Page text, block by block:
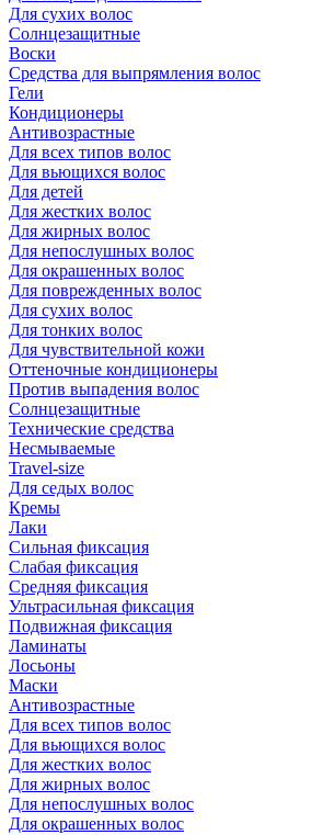
Для сухих волос
Солнцезащитные
Воски
Средства для выпрямления волос
Гели
Кондиционеры
Антивозрастные
Для всех типов волос
Для вьющихся волос
Для детей
Для жестких волос
Для жирных волос
Для непослушных волос
Для окрашенных волос
Для поврежденных волос
Для сухих волос
Для тонких волос
Для чувствительной кожи
Оттеночные кондиционеры
Против выпадения волос
Солнцезащитные
Технические средства
Несмываемые
Travel-size
Для седых волос
Кремы
Лаки
Сильная фиксация
Слабая фиксация
Средняя фиксация
Ультрасильная фиксация
Подвижная фиксация
Ламинаты
Лосьоны
Маски
Антивозрастные
Для всех типов волос
Для вьющихся волос
Для жестких волос
Для жирных волос
Для непослушных волос
Для окрашенных волос